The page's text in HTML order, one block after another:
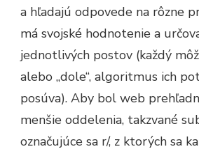
a hľadajú odpovede na rôzne
má svojské hodnotenie a
jednotlivých postov (každý
alebo „dole“, algoritmus ich
posúva). Aby bol web
menšie oddelenia, takzvané
označujúce sa r/, z ktorých sa